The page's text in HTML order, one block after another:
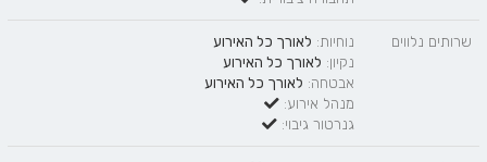
שרותים נלווים נוחיות: לאורך כל האירוע
נקיון: לאורך כל האירוע
אבטחה: לאורך כל האירוע
מנהל אירוע:
גנרטור גיבוי: